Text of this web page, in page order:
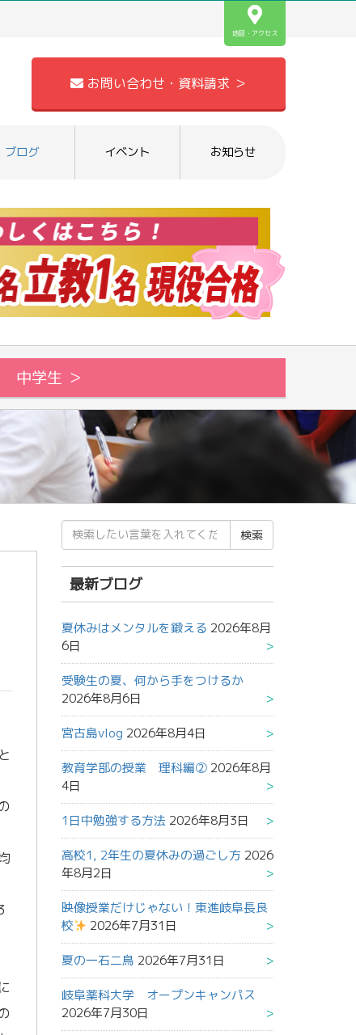
地図・アクセス
お問い合わせ・資料請求 ＞
ブログ イベント お知らせ
中学生 ＞
検
索
結
果:
最新ブログ
夏休みはメンタルを鍛える 2026年8月
6日
受験生の夏、何から手をつけるか
2026年8月6日
宮古島vlog 2026年8月4日
教育学部の授業 理科編② 2026年8月
4日
1日中勉強する方法 2026年8月3日
高校1, 2年生の夏休みの過ごし方 2026
年8月2日
映像授業だけじゃない！東進岐阜長良
校
2026年7月31日
夏の一石二鳥 2026年7月31日
岐阜薬科大学 オープンキャンパス
2026年7月30日